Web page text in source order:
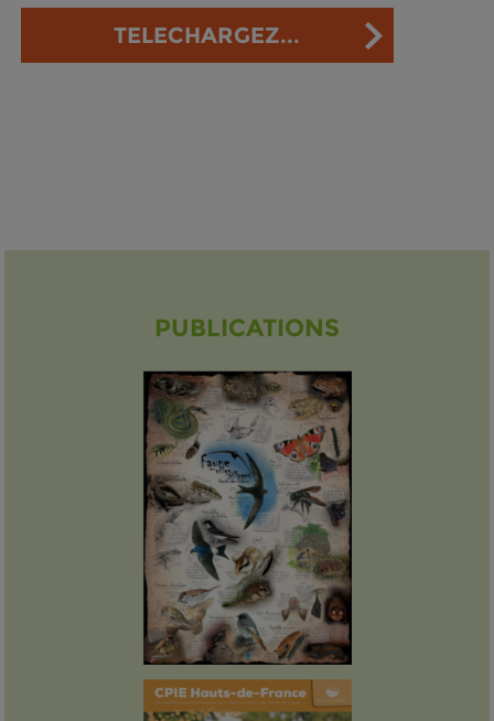
TELECHARGEZ...
PUBLICATIONS